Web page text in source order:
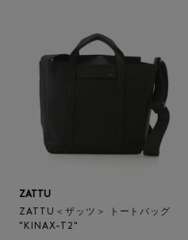
ZATTU
ZATTU＜ザッツ＞ トートバッグ
"KINAX-T2"